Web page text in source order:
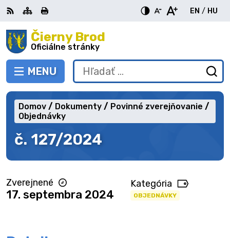
Preskočiť
na
obsah Čierny Brod
Oficiálne stránky
PREPNÚŤ
MENU
RSS MapaTlačiť
EN
English
/ HU
Hľadať:
č. 127/2024
Domov Dokumenty
Povinné zverejňovanie
Objednávky
Zverejnené
17. septembra 2024
Kategória
OBJEDNÁVKY